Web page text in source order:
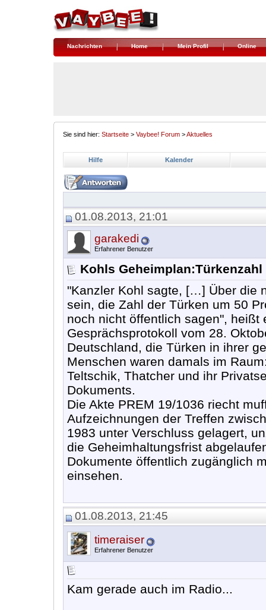
Nachrichten Home Mein Profil Online
Sie sind hier: Startseite > Vaybee! Forum >Aktuelles
Hilfe Kalender
01.08.2013, 21:01
garakedi
Erfahrener Benutzer
Kohls
"Kanzler Kohl sagte, […] Über die
sein, die Zahl der Türken um 50
noch nicht öffentlich sagen", heißt
Gesprächsprotokoll vom 28.
Deutschland, die Türken in ihrer
Menschen waren damals im
Teltschik, Thatcher und ihr
Dokuments.
Die Akte PREM 19/1036 riecht
Aufzeichnungen der Treffen
1983 unter Verschluss gelagert,
die Geheimhaltungsfrist
Dokumente öffentlich zugänglich
einsehen.
01.08.2013, 21:45
timeraiser
Erfahrener Benutzer
Kam gerade auch im Radio...